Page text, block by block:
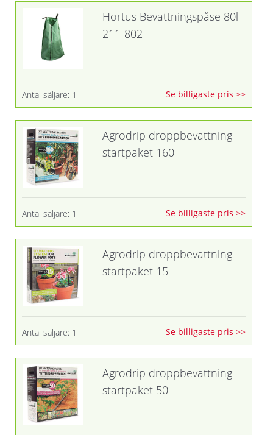
Hortus Bevattningspåse 80l
211-802
Antal säljare: 1 Se billigaste pris >>
Agrodrip droppbevattning
startpaket 160
Antal säljare: 1 Se billigaste pris >>
Agrodrip droppbevattning
startpaket 15
Antal säljare: 1 Se billigaste pris >>
Agrodrip droppbevattning
startpaket 50